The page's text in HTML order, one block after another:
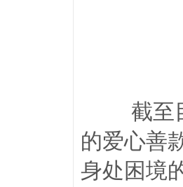
截至
的爱心善
身处困境